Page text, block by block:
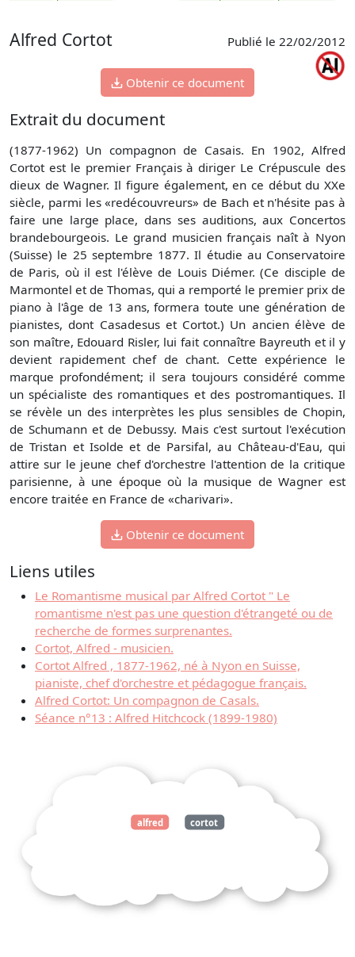
Alfred Cortot Publié le 22/02/2012
Obtenir ce document
Extrait du document
(1877-1962) Un compagnon de Casais. En 1902, Alfred
Cortot est le premier Français à diriger Le Crépuscule des
dieux de Wagner. Il figure également, en ce début du XXe
siècle, parmi les «redécouvreurs» de Bach et n'hésite pas à
faire une large place, dans ses auditions, aux Concertos
brandebourgeois. Le grand musicien français naît à Nyon
(Suisse) le 25 septembre 1877. Il étudie au Conservatoire
de Paris, où il est l'élève de Louis Diémer. (Ce disciple de
Marmontel et de Thomas, qui a remporté le premier prix de
piano à l'âge de 13 ans, formera toute une génération de
pianistes, dont Casadesus et Cortot.) Un ancien élève de
son maître, Edouard Risler, lui fait connaître Bayreuth et il y
devient rapidement chef de chant. Cette expérience le
marque profondément; il sera toujours considéré comme
un spécialiste des romantiques et des postromantiques. Il
se révèle un des interprètes les plus sensibles de Chopin,
de Schumann et de Debussy. Mais c'est surtout l'exécution
de Tristan et Isolde et de Parsifal, au Château-d'Eau, qui
attire sur le jeune chef d'orchestre l'attention de la critique
parisienne, à une époque où la musique de Wagner est
encore traitée en France de «charivari».
Obtenir ce document
Liens utiles
Le Romantisme musical par Alfred Cortot " Le
romantisme n'est pas une question d'étrangeté ou de
recherche de formes surprenantes.
Cortot, Alfred - musicien.
Cortot Alfred , 1877-1962, né à Nyon en Suisse,
pianiste, chef d'orchestre et pédagogue français.
Alfred Cortot: Un compagnon de Casals.
Séance n°13 : Alfred Hitchcock (1899-1980)
alfred cortot